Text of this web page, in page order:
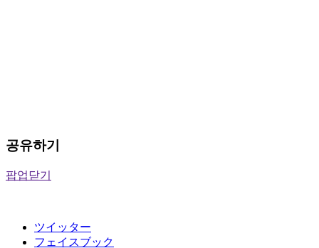
공유하기
팝업닫기
ツイッター
フェイスブック